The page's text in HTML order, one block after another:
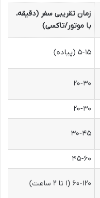
زمان تقریبی سفر (دقیقه،
با موتور/تاکسی)
۵-۱۵ (پیاده)
۲۰-۳۰
۲۰-۳۰
۳۰-۴۵
۴۵-۶۰
۶۰-۱۲۰ (۱ تا ۲ ساعت)